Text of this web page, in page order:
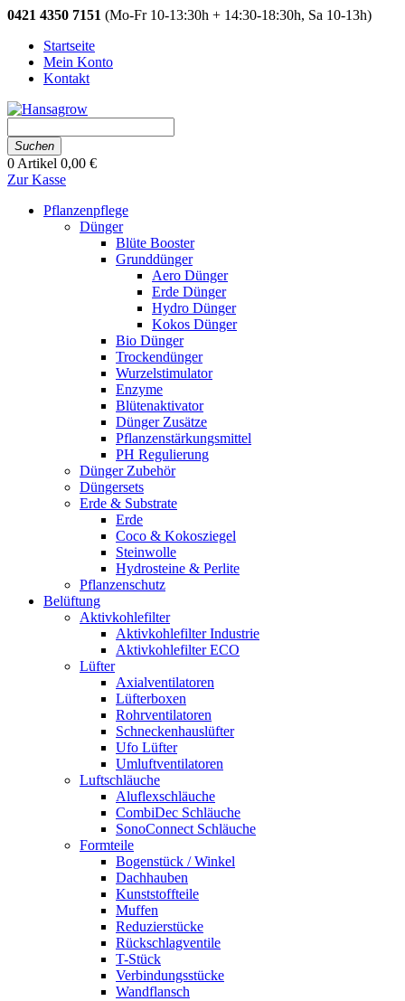
0421 4350 7151 (Mo-Fr 10-13:30h + 14:30-18:30h, Sa 10-13h)
Startseite
Mein Konto
Kontakt
Suchen
0 Artikel 0,00 €
Zur Kasse
Pflanzenpflege
Dünger
Blüte Booster
Grunddünger
Aero Dünger
Erde Dünger
Hydro Dünger
Kokos Dünger
Bio Dünger
Trockendünger
Wurzelstimulator
Enzyme
Blütenaktivator
Dünger Zusätze
Pflanzenstärkungsmittel
PH Regulierung
Dünger Zubehör
Düngersets
Erde & Substrate
Erde
Coco & Kokosziegel
Steinwolle
Hydrosteine & Perlite
Pflanzenschutz
Belüftung
Aktivkohlefilter
Aktivkohlefilter Industrie
Aktivkohlefilter ECO
Lüfter
Axialventilatoren
Lüfterboxen
Rohrventilatoren
Schneckenhauslüfter
Ufo Lüfter
Umluftventilatoren
Luftschläuche
Aluflexschläuche
CombiDec Schläuche
SonoConnect Schläuche
Formteile
Bogenstück / Winkel
Dachhauben
Kunststoffteile
Muffen
Reduzierstücke
Rückschlagventile
T-Stück
Verbindungsstücke
Wandflansch